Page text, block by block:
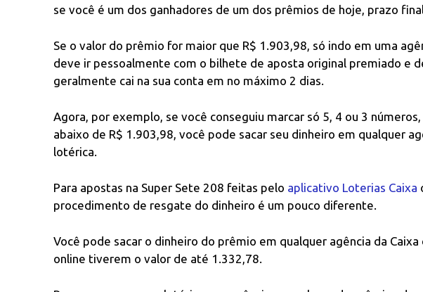
se você é um dos ganhadores de um dos prêmios de hoje, prazo
Se o valor do prêmio for maior que R$ 1.903,98, só indo em uma
deve ir pessoalmente com o bilhete de aposta original premiado e
geralmente cai na sua conta em no máximo 2 dias.
Agora, por exemplo, se você conseguiu marcar só 5, 4 ou 3
abaixo de R$ 1.903,98, você pode sacar seu dinheiro em qualquer
lotérica.
Para apostas na Super Sete 208 feitas pelo aplicativo Loterias Caixa
procedimento de resgate do dinheiro é um pouco diferente.
Você pode sacar o dinheiro do prêmio em qualquer agência da
online tiverem o valor de até 1.332,78.